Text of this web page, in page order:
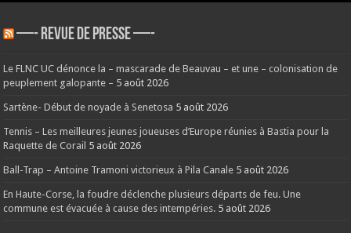
—- REVUE DE PRESSE —-
Le FLNC UC dénonce la – mascarade de Beauvau – et une – colonisation de
peuplement galopante – 5 août 2026
Sartène- Début de noyade à Senetosa 5 août 2026
Tennis – Les meilleures jeunes joueuses d’Europe réunies à Bastia pour la
Raquette de Corail 5 août 2026
Ball-Trap – Antoine Tramoni victorieux à Pila Canale 5 août 2026
En Haute-Corse, la foudre déclenche plusieurs départs de feu. Une
commune est évacuée à cause des intempéries. 5 août 2026